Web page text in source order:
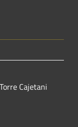
Cajetani